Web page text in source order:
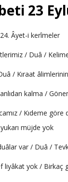
23
Âyet-i kerîmeler
/ Duâ /
/ Kıraat
kalma /
/ Kıdeme göre
müjde yok
var / Duâ /
liyâkat yok / Birkaç